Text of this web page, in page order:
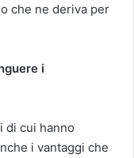
che ne deriva per
i
di cui hanno
i vantaggi che